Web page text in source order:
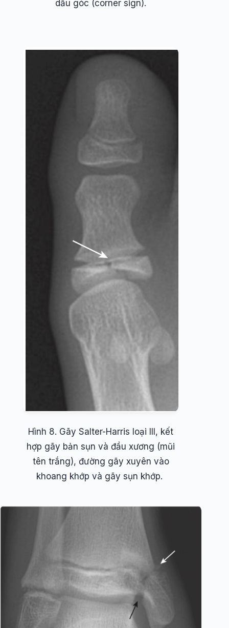
dấu góc (corner sign).
Hình 8. Gãy Salter-Harris loại III, kết
hợp gãy bản sụn và đầu xương (mũi
tên trắng), đường gãy xuyên vào
khoang khớp và gãy sụn khớp.